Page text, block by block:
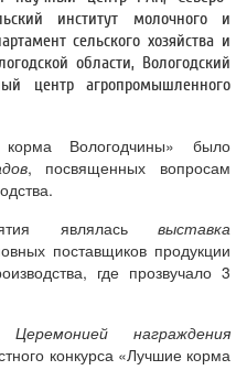
институт молочного и
сельского хозяйства и
области, Вологодский
центр агропромышленного
Вологодчины» было
, посвященных вопросам
являлась выставка
поставщиков продукции
где прозвучало 3
Церемонией награждения
конкурса «Лучшие корма